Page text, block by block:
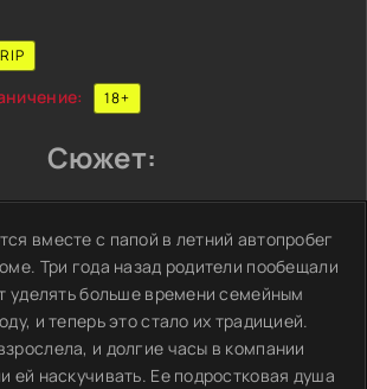
18+
Сюжет:
вместе с папой в летний автопробег
Три года назад родители пообещали
уделять больше времени семейным
и теперь это стало их традицией.
и долгие часы в компании
ей наскучивать. Ее подростковая душа